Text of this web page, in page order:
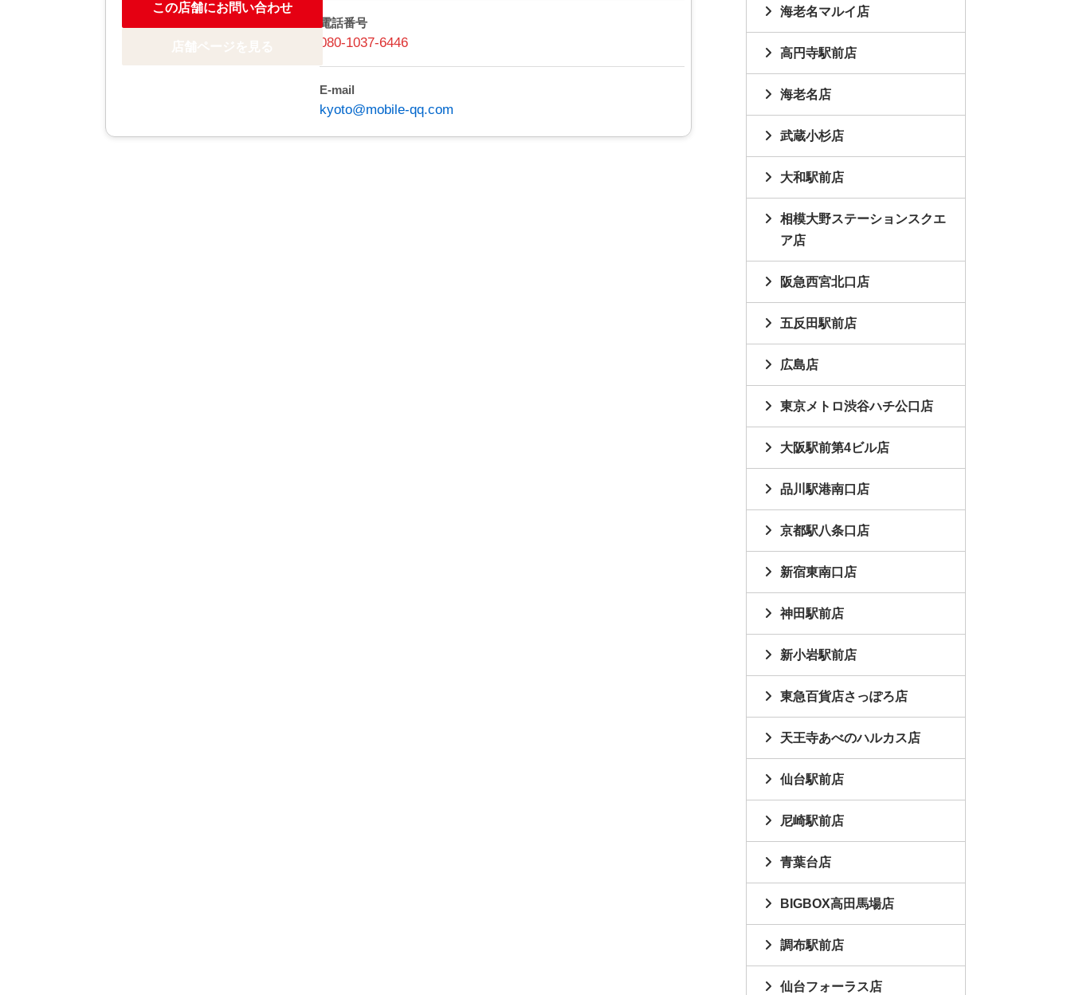
この店舗にお問い合わせ
電話番号
080-1037-6446
E-mail
kyoto@mobile-qq.com
海老名マルイ店
高円寺駅前店
海老名店
武蔵小杉店
大和駅前店
相模大野ステーションスクエ
ア店
阪急西宮北口店
五反田駅前店
広島店
東京メトロ渋谷ハチ公口店
大阪駅前第4ビル店
品川駅港南口店
京都駅八条口店
新宿東南口店
神田駅前店
新小岩駅前店
東急百貨店さっぽろ店
天王寺あべのハルカス店
仙台駅前店
尼崎駅前店
青葉台店
BIGBOX高田馬場店
調布駅前店
仙台フォーラス店